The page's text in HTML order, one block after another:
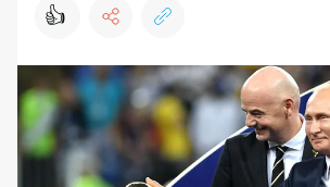
👍